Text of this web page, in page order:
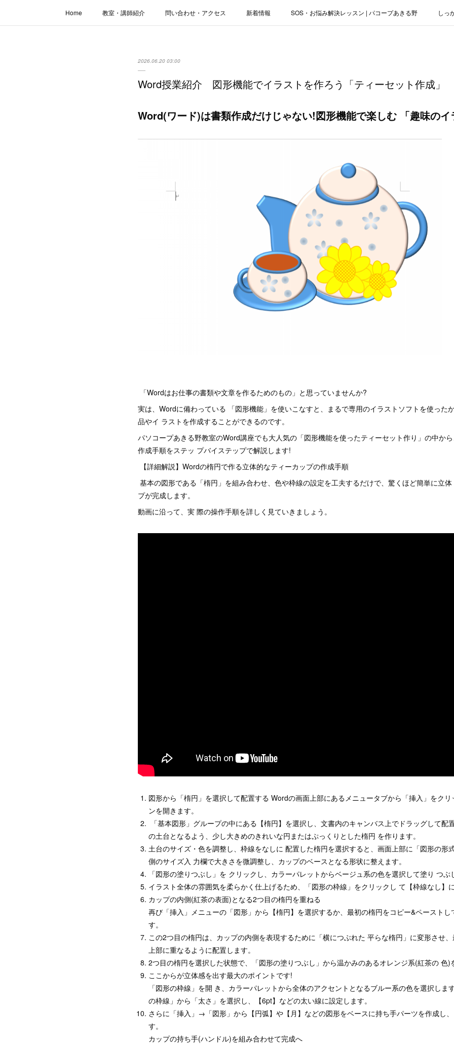
Home 教室・講師紹介 問い合わせ・アクセス 新着情報 SOS・お悩み解決レッスン | パコープあきる野 しっ
2026.06.20 03:00
Word授業紹介 図形機能でイラストを作ろう「ティーセット作成」
Word(ワード)は書類作成だけじゃない!図形機能で楽しむ 「趣味の
「Wordはお仕事の書類や文章を作るためのもの」と思っていませんか?
実は、Wordに備わっている 「図形機能」を使いこなすと、まるで専用のイラストソフトを使った
品やイ ラストを作成することができるのです。
パソコープあきる野教室のWord講座でも大人気の「図形機能を使ったティーセット作り」の中か
作成手順をステッ プバイステップで解説します!
【詳細解説】Wordの楕円で作る立体的なティーカップの作成手順
基本の図形である「楕円」を組み合わせ、色や枠線の設定を工夫するだけで、驚くほど簡単に立
プが完成します。
動画に沿って、実 際の操作手順を詳しく見ていきましょう。
図形から「楕円」を選択して配置する Wordの画面上部にあるメニュータブから「挿入」をク
ンを開きます。
「基本図形」グループの中にある【楕円】を選択し、文書内のキャンバス上でドラッグして配
の土台となるよう、少し大きめのきれいな円またはぷっくりとした楕円 を作ります。
土台のサイズ・色を調整し、枠線をなしに 配置した楕円を選択すると、画面上部に「図形の形
側のサイズ入 力欄で大きさを微調整し、カップのベースとなる形状に整えます。
「図形の塗りつぶし」を クリックし、カラーパレットからベージュ系の色を選択して塗り つぶ
イラスト全体の雰囲気を柔らかく仕上げるため、「図形の枠線」をクリックし て【枠線なし】
カップの内側(紅茶の表面)となる2つ目の楕円を重ねる
再び「挿入」メニューの「図形」から【楕円】を選択するか、最初の楕円をコピー&ペースト
す。
この2つ目の楕円は、カップの内側を表現するために「横につぶれた 平らな楕円」に変形させ
上部に重なるように配置します。
2つ目の楕円を選択した状態で、「図形の塗りつぶし」から温かみのあるオレンジ系(紅茶の 色)
ここからが立体感を出す最大のポイントです!
「図形の枠線」を開 き、カラーパレットから全体のアクセントとなるブルー系の色を選択しま
の枠線」から「太さ」を選択し、【6pt】などの太い線に設定します。
さらに「挿入」→「図形」から【円弧】や【月】などの図形をベースに持ち手パーツを作成し
す。
カップの持ち手(ハンドル)を組み合わせて完成へ